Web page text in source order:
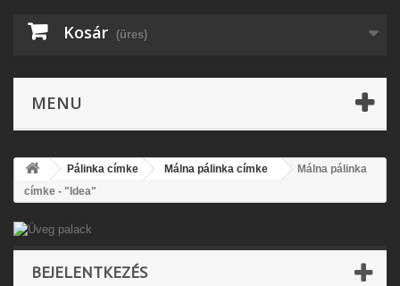
Kosár (üres)
MENU
Pálinka címke Málna pálinka címke
Málna pálinka
címke - "Idea"
BEJELENTKEZÉS